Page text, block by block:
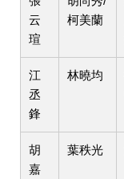
云
瑄
柯美蘭
江
丞
鋒
林曉均
胡
嘉
葉秩光